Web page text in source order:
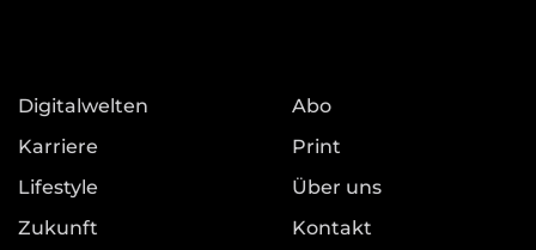
Digitalwelten
Karriere
Lifestyle
Zukunft
Abo
Print
Über uns
Kontakt